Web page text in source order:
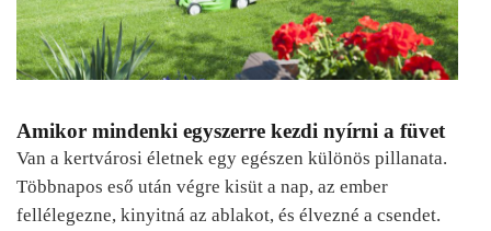
Amikor mindenki egyszerre kezdi nyírni a füvet
Van a kertvárosi életnek egy egészen különös pillanata.
Többnapos eső után végre kisüt a nap, az ember
fellélegezne, kinyitná az ablakot, és élvezné a csendet.